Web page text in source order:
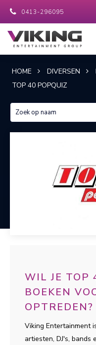
0413-296095
HOME DIVERSEN
TOP 40 POPQUIZ
WIL JE TOP
BOEKEN
OPTREDEN?
Viking Entertainment
artiesten, DJ's, bands